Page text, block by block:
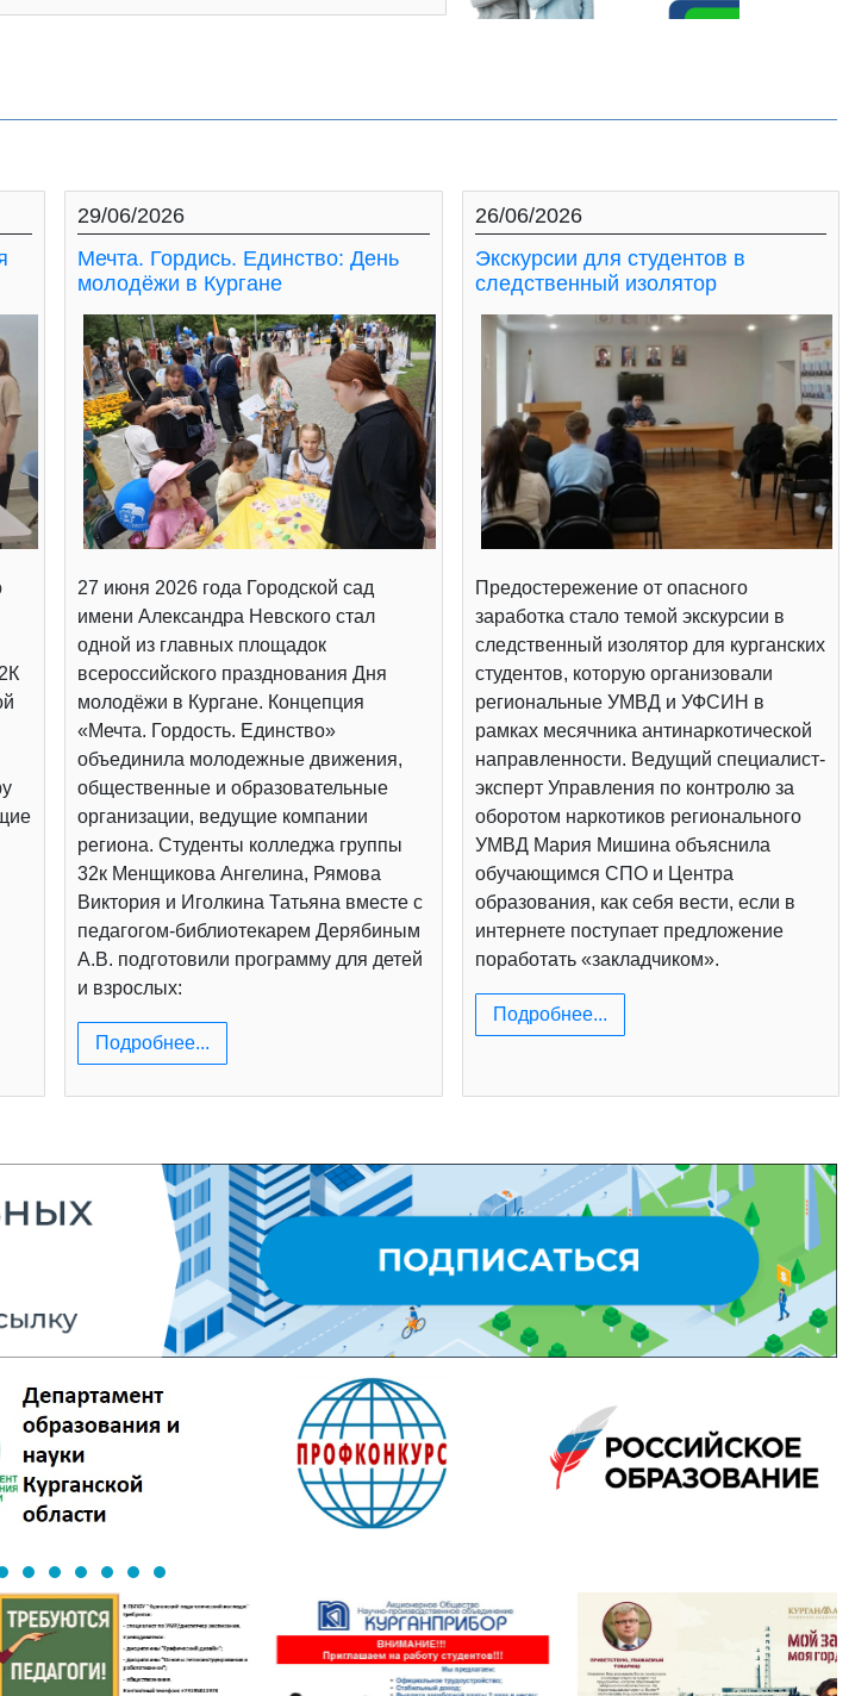
29/06/2026
Мечта. Гордись. Единство: День
молодёжи в Кургане
27 июня 2026 года Городской сад
имени Александра Невского стал
одной из главных площадок
всероссийского празднования Дня
молодёжи в Кургане. Концепция
«Мечта. Гордость. Единство»
объединила молодежные движения,
общественные и образовательные
организации, ведущие компании
региона. Студенты колледжа группы
32к Менщикова Ангелина, Рямова
Виктория и Иголкина Татьяна вместе с
педагогом-библиотекарем Дерябиным
А.В. подготовили программу для детей
и взрослых:
Подробнее...
26/06/2026
Экскурсии для студентов в
следственный изолятор
Предостережение от опасного
заработка стало темой экскурсии в
следственный изолятор для курганских
студентов, которую организовали
региональные УМВД и УФСИН в
рамках месячника антинаркотической
направленности. Ведущий специалист-
эксперт Управления по контролю за
оборотом наркотиков регионального
УМВД Мария Мишина объяснила
обучающимся СПО и Центра
образования, как себя вести, если в
интернете поступает предложение
поработать «закладчиком».
Подробнее...